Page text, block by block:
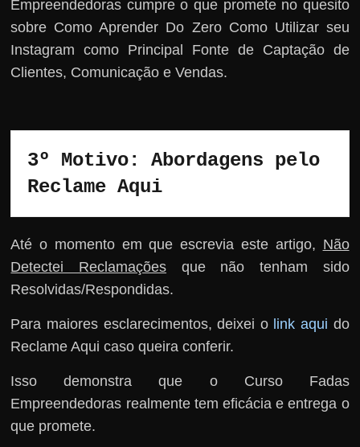
Empreendedoras cumpre o que promete no quesito
sobre Como Aprender Do Zero Como Utilizar seu
Instagram como Principal Fonte de Captação de
Clientes, Comunicação e Vendas.
3º Motivo: Abordagens pelo
Reclame Aqui
Até o momento em que escrevia este artigo, Não
Detectei Reclamações que não tenham sido
Resolvidas/Respondidas.
Para maiores esclarecimentos, deixei o link aqui do
Reclame Aqui caso queira conferir.
Isso demonstra que o Curso Fadas
Empreendedoras realmente tem eficácia e entrega o
que promete.